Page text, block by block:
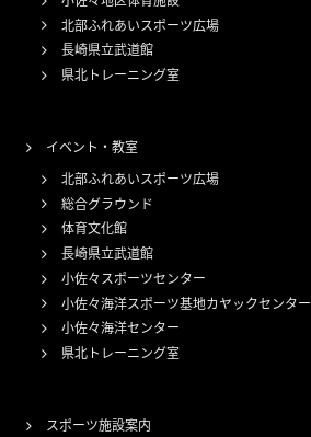
北部ふれあいスポーツ広場
長崎県立武道館
県北トレーニング室
イベント・教室
北部ふれあいスポーツ広場
総合グラウンド
体育文化館
長崎県立武道館
小佐々スポーツセンター
小佐々海洋スポーツ基地カヤックセンター
小佐々海洋センター
県北トレーニング室
スポーツ施設案内